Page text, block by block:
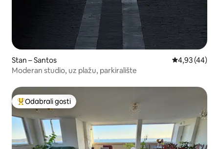
Stan – Santos Prosječna
4,93 (44)
Moderan studio, uz plažu, parkiralište
Među najviše rangiranima s oznakom „Odabrali gosti”
Odabrali gosti